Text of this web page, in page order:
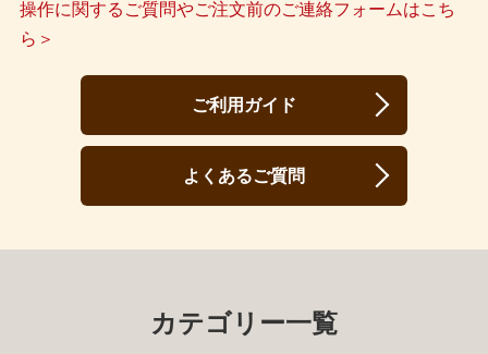
操作に関するご質問やご注文前のご連絡フォームはこち
ら＞
ご利用ガイド
よくあるご質問
カテゴリー一覧